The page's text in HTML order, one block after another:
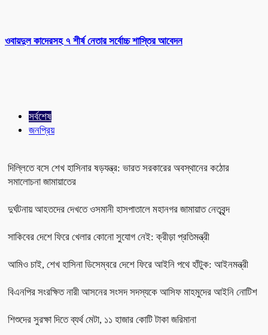
ওবায়দুল কাদেরসহ ৭ শীর্ষ নেতার সর্বোচ্চ শাস্তির আবেদন
সর্বশেষ
জনপ্রিয়
দিল্লিতে বসে শেখ হাসিনার ষড়যন্ত্র: ভারত সরকারের অবস্থানের কঠোর
সমালোচনা জামায়াতের
দুর্ঘটনায় আহতদের দেখতে ওসমানী হাসপাতালে মহানগর জামায়াত নেতৃবৃন্দ
সাকিবের দেশে ফিরে খেলার কোনো সুযোগ নেই: ক্রীড়া প্রতিমন্ত্রী
আমিও চাই, শেখ হাসিনা ডিসেম্বরে দেশে ফিরে আইনি পথে হাঁটুক: আইনমন্ত্রী
বিএনপির সংরক্ষিত নারী আসনের সংসদ সদস্যকে আসিফ মাহমুদের আইনি নোটিশ
শিশুদের সুরক্ষা দিতে ব্যর্থ মেটা, ১১ হাজার কোটি টাকা জরিমানা